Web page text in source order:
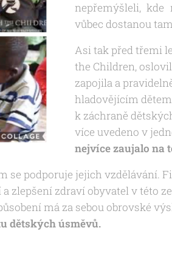
nepřemýšleli,
vůbec dostanou
Asi tak před třemi
the Children,
zapojila a
hladovějícím
k záchraně
více uvedeno v
nejvíce zaujalo na
se podporuje jejich vzdělávání.
zlepšení zdraví obyvatel v této
má za sebou obrovské
dětských úsměvů.